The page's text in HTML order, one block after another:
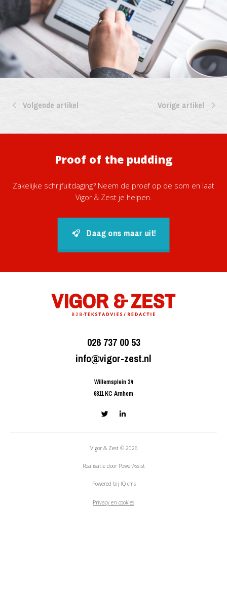
Volgende artikel Vorige artikel
Proof of the pudding
Zakelijke schrijfuitdaging? Neem de proef op de som en laat
Vigor & Zest je helpen.
Daag ons maar uit!
026 737 00 53
info@vigor-zest.nl
Willemsplein 34
6811 KC Arnhem
Vigor & Zest © 2026
Realisatie door PowerAssist
Powered bij IQ cms
Privacy en cookies